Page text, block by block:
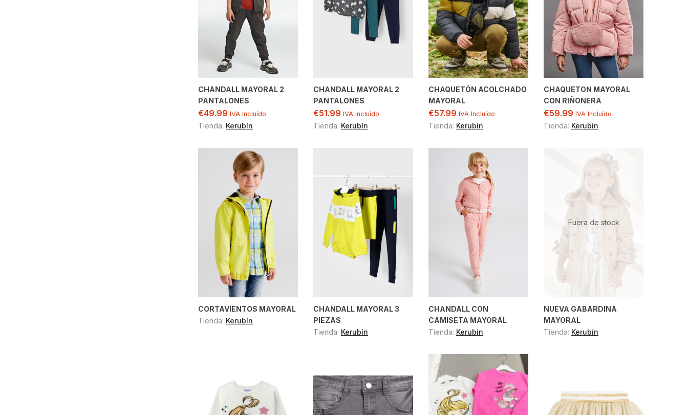
CHANDALL MAYORAL 2
PANTALONES
€49.99 IVA Incluído
Tienda: Kerubín
CHANDALL MAYORAL 2
PANTALONES
€51.99 IVA Incluído
Tienda: Kerubín
CHAQUETÓN ACOLCHADO
MAYORAL
€57.99 IVA Incluído
Tienda: Kerubín
CHAQUETON MAYORAL
CON RIÑONERA
€59.99 IVA Incluído
Tienda: Kerubín
CORTAVIENTOS MAYORAL
Tienda: Kerubín
CHANDALL MAYORAL 3
PIEZAS
Tienda: Kerubín
CHANDALL CON
CAMISETA MAYORAL
Tienda: Kerubín
Fuera de stock
NUEVA GABARDINA
MAYORAL
Tienda: Kerubín